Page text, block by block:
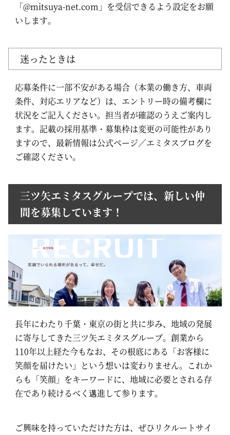
「@mitsuya-net.com」を受信できるよう設定をお願
いします。
迷ったときは
応募条件に一部不安がある場合（本業の働き方、車両
条件、対応エリアなど）は、エントリー時の備考欄に
状況をご記入ください。担当者が確認のうえご案内し
ます。記載の採用基準・募集枠は変更の可能性があり
ますので、最新情報は公式ページ／エミタスブログを
ご確認ください。
三ツ矢エミタスグループでは、新しい仲
間を募集しています！
長年にわたり千葉・東京の街と共に歩み、地域の発展
に寄与してきた三ツ矢エミタスグループ。創業から
110年以上経た今もなお、その根底にある「お客様に
笑顔を届けたい」という想いは変わりません。これか
らも「笑顔」をキーワードに、地域に必要とされる存
在であり続けるべく邁進して参ります。
ご興味を持っていただけた方は、ぜひリクルートサイ